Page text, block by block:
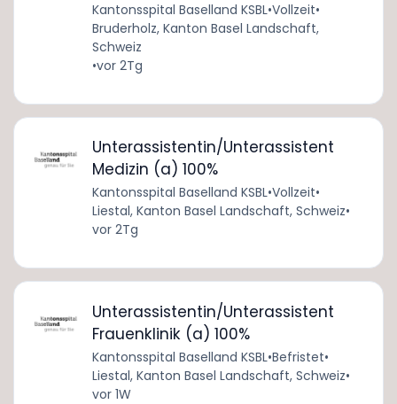
Kantonsspital Baselland KSBL•Vollzeit•
Bruderholz, Kanton Basel Landschaft,
Schweiz
•vor 2Tg
Unterassistentin/Unterassistent
Medizin (a) 100%
Kantonsspital Baselland KSBL•Vollzeit•
Liestal, Kanton Basel Landschaft, Schweiz•
vor 2Tg
Unterassistentin/Unterassistent
Frauenklinik (a) 100%
Kantonsspital Baselland KSBL•Befristet•
Liestal, Kanton Basel Landschaft, Schweiz•
vor 1W